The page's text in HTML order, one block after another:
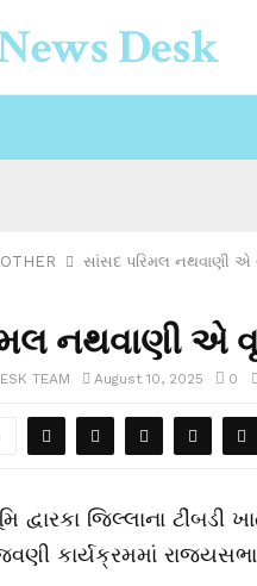
Desk
OTHER સાંસદ પરિમલ નથવાણી એ
નથવાણી એ
TEAM August 10, 2025 0
દ્વારકા જિલ્લાના ટીંબડી
કાર્યક્રમમાં